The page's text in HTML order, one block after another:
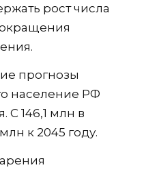
рост числа
прогнозы
население РФ
С 146,1 млн в
к 2045 году.